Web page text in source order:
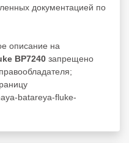
документацией по
описание на
BP7240 запрещено
batareya-fluke-